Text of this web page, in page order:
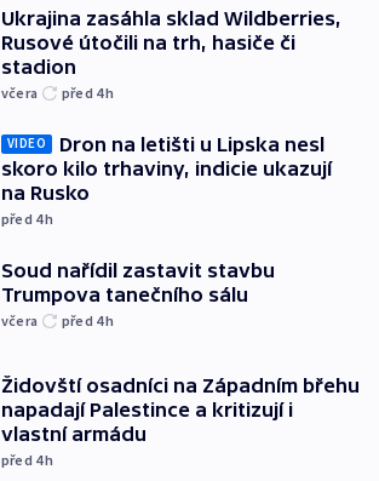
Ukrajina zasáhla sklad Wildberries,
Rusové útočili na trh, hasiče či
stadion
včera před 4h
VIDEO
Dron na letišti u Lipska nesl
skoro kilo trhaviny, indicie ukazují
na Rusko
před 4h
Soud nařídil zastavit stavbu
Trumpova tanečního sálu
včera před 4h
Židovští osadníci na Západním břehu
napadají Palestince a kritizují i
vlastní armádu
před 4h